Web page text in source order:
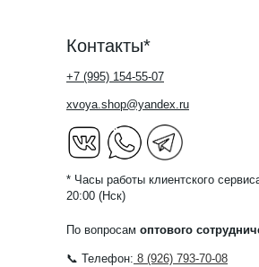
Контакты*
📞 Телефон: 8 (926) 793-70-08
По вопросам оптового
* Часы работы клиентского
20:00 (Нск)
xvoya.shop@yandex.ru
+7 (995) 154-55-07